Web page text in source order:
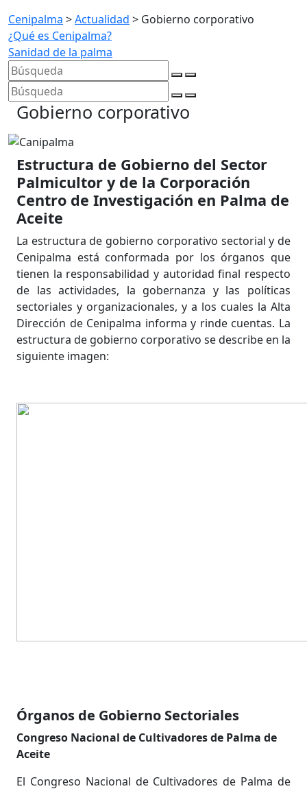
Cenipalma >Actualidad > Gobierno corporativo
¿Qué es Cenipalma?
Sanidad de la palma
Gobierno corporativo
Estructura de Gobierno del Sector
Palmicultor y de la Corporación
Centro de Investigación en Palma de
Aceite
La estructura de gobierno corporativo sectorial y de
Cenipalma está conformada por los órganos que
tienen la responsabilidad y autoridad final respecto
de las actividades, la gobernanza y las políticas
sectoriales y organizacionales, y a los cuales la Alta
Dirección de Cenipalma informa y rinde cuentas. La
estructura de gobierno corporativo se describe en la
siguiente imagen:
Órganos de Gobierno Sectoriales
Congreso Nacional de Cultivadores de Palma de
Aceite
El Congreso Nacional de Cultivadores de Palma de